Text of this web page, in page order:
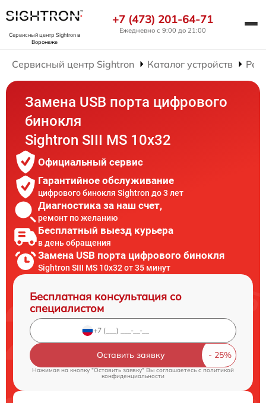
Сервисный центр Sightronв
Воронеже
+7 (473) 201-64-71
Ежедневно с 9:00 до 21:00
Сервисный центр Sightron Каталог устройств
Замена USB порта цифрового
бинокля
Sightron SIII MS 10x32
Официальный сервис
Гарантийное обслуживание
цифрового бинокля Sightron до 3 лет
Диагностика за наш счет,
ремонт по желанию
Бесплатный выезд курьера
в день обращения
Замена USB порта цифрового бинокля
Sightron SIII MS 10x32 от 35 минут
Бесплатная консультация со
специалистом
Оставить заявку
Нажимая на кнопку "Оставить заявку" Вы соглашаетесь cполитикой
конфиденциальности